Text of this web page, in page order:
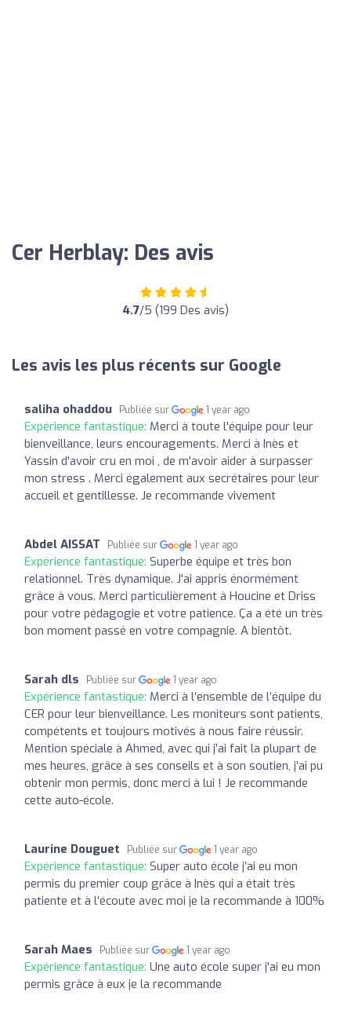
Cer Herblay: Des avis
4.7/5 (199 Des avis)
Les avis les plus récents sur Google
saliha ohaddou Publiée sur 1 year ago
Expérience fantastique: Merci à toute l'équipe pour leur
bienveillance, leurs encouragements. Merci à Inès et
Yassin d'avoir cru en moi , de m'avoir aider à surpasser
mon stress . Merci également aux secrétaires pour leur
accueil et gentillesse. Je recommande vivement
Abdel AISSAT Publiée sur 1 year ago
Expérience fantastique: Superbe équipe et très bon
relationnel. Très dynamique. J'ai appris énormément
grâce à vous. Merci particulièrement à Houcine et Driss
pour votre pédagogie et votre patience. Ça a été un très
bon moment passé en votre compagnie. A bientôt.
Sarah dls Publiée sur 1 year ago
Expérience fantastique: Merci à l’ensemble de l’équipe du
CER pour leur bienveillance. Les moniteurs sont patients,
compétents et toujours motivés à nous faire réussir.
Mention spéciale à Ahmed, avec qui j’ai fait la plupart de
mes heures, grâce à ses conseils et à son soutien, j’ai pu
obtenir mon permis, donc merci à lui ! Je recommande
cette auto-école.
Laurine Douguet Publiée sur 1 year ago
Expérience fantastique: Super auto école j’ai eu mon
permis du premier coup grâce à Inès qui a était très
patiente et à l’écoute avec moi je la recommande à 100%
Sarah Maes Publiée sur 1 year ago
Expérience fantastique: Une auto école super j'ai eu mon
permis grâce à eux je la recommande